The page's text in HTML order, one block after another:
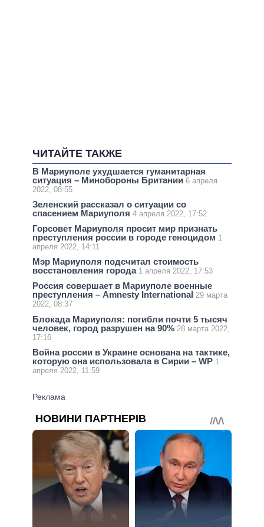
ЧИТАЙТЕ ТАКЖЕ
В Мариуполе ухудшается гуманитарная
ситуация – Минобороны Британии 6 апреля
2022, 08:55
Зеленский рассказал о ситуации со
спасением Мариуполя 4 апреля 2022, 17:52
Горсовет Мариуполя просит мир признать
преступления россии в городе геноцидом 1
апреля 2022, 14:11
Мэр Мариуполя подсчитал стоимость
восстановления города 1 апреля 2022, 17:53
Россия совершает в Мариуполе военные
преступления – Amnesty International 29 марта
2022, 08:37
Блокада Мариуполя: погибли почти 5 тысяч
человек, город разрушен на 90% 28 марта 2022,
17:16
Война россии в Украине основана на тактике,
которую она использовала в Сирии – WP 1
апреля 2022, 11:59